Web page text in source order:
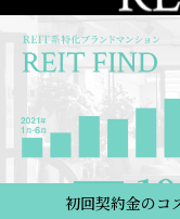
初回契約金のコ